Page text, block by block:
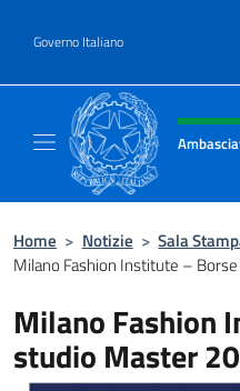
Governo Italiano
Intestazione
Home > Notizie > Sala
Milano Fashion Institute –
Milano Fashion
studio Master